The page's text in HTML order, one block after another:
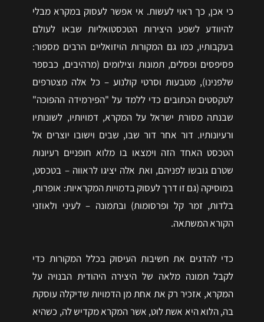
כי אכן, כך ראוי לעשות. אי אפשר לעסוק במקרא מבלי
להיוודע לשפע היצירות הטכסטואליות שבאו לעולם
בעקבותיו, כמו גם המקורות הויזואליים הרבים מספור:
פסיפסים ופסלים, תמונות וצילומים (מרהיבים, כבספר
שלפנינו), מטבעות וסרטי קולנוע – כל אלה מצטרפים
לטקסטים הכתובים כדי ללמד על "הפירמידה ההפוכה"
שבנתה מסורת ישראל על המקרא, דמויותיו, לשונותיו
ורעיונותיו. דור אחר דור שבו, שבים וישובו יוצרים אל
הטכסט האחד הזה וימצאו בו מלוא חופניים רעיונות
שטרם גובשו לפניהם, ואת אלה יציגו לראווה – בטכסט,
במוסיקה (גם זו דרך לעסוק בדמויות המקראיות: אופרות,
בלדות, זמר קל ופרסומות) ובתמונה – לעיני ולאוזני
הקורא המשתאה.
כדי להדגים את חשיבות העיסוק בכלל המקורות כדי
לקבל תמונה מלאה של היצירה היהודית הבנויה על
המקרא, אזכיר רק את אחת מן הדמויות שדיקלה עוסקת
בה, הלוא היא אשת לוט, אשר המקרא מקדיש לה, כשהיא